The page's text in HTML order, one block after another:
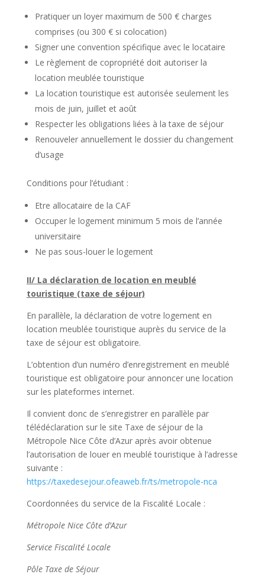
Pratiquer un loyer maximum de 500 € charges
comprises (ou 300 € si colocation)
Signer une convention spécifique avec le locataire
Le règlement de copropriété doit autoriser la
location meublée touristique
La location touristique est autorisée seulement les
mois de juin, juillet et août
Respecter les obligations liées à la taxe de séjour
Renouveler annuellement le dossier du changement
d’usage
Conditions pour l’étudiant :
Etre allocataire de la CAF
Occuper le logement minimum 5 mois de l’année
universitaire
Ne pas sous-louer le logement
II/ La déclaration de location en meublé
touristique (taxe de séjour)
En parallèle, la déclaration de votre logement en
location meublée touristique auprès du service de la
taxe de séjour est obligatoire.
L’obtention d’un numéro d’enregistrement en meublé
touristique est obligatoire pour annoncer une location
sur les plateformes internet.
Il convient donc de s’enregistrer en parallèle par
télédéclaration sur le site Taxe de séjour de la
Métropole Nice Côte d’Azur après avoir obtenue
l’autorisation de louer en meublé touristique à l’adresse
suivante :
https://taxedesejour.ofeaweb.fr/ts/metropole-nca
Coordonnées du service de la Fiscalité Locale :
Métropole Nice Côte d’Azur
Service Fiscalité Locale
Pôle Taxe de Séjour